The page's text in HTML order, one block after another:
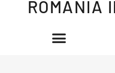
ROMANIA